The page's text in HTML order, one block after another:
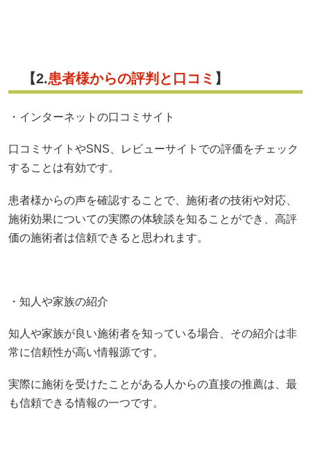
【2.患者様からの評判と口コミ 】
・インターネットの口コミサイト
口コミサイトやSNS、レビューサイトでの評価をチェック
することは有効です。
患者様からの声を確認することで、施術者の技術や対応、
施術効果についての実際の体験談を知ることができ、高評
価の施術者は信頼できると思われます。
・知人や家族の紹介
知人や家族が良い施術者を知っている場合、その紹介は非
常に信頼性が高い情報源です。
実際に施術を受けたことがある人からの直接の推薦は、最
も信頼できる情報の一つです。